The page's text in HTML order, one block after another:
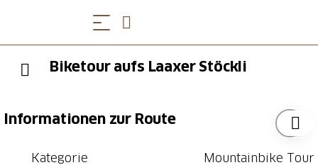
Biketour aufs Laaxer Stöckli
Informationen zur Route
Kategorie Mountainbike Tour